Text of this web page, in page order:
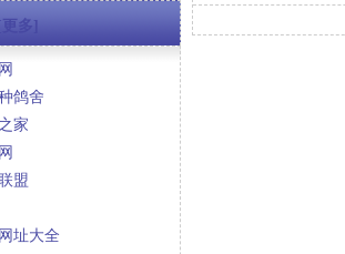
[更多]
鸽舍
家
盟
址大全